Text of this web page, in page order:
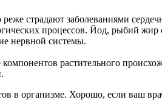
страдают заболеваниями
процессов. Йод, рыбий
нервной системы.
компонентов растительного
в организме. Хорошо, если ваш